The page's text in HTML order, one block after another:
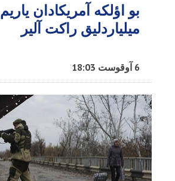
بو اؤلکه آمریکادان یاریم
میلیاردلیق راکت آلیر
6 آوقوست 18:03